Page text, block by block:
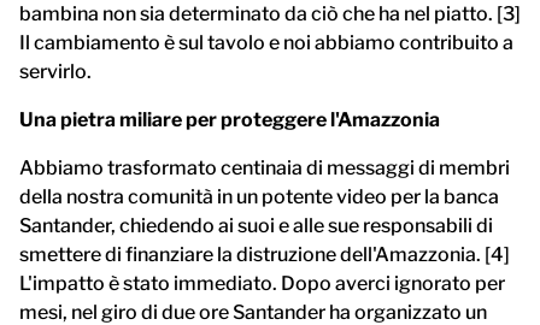
bambina non sia determinato da ciò che ha nel piatto. [3]
Il cambiamento è sul tavolo e noi abbiamo contribuito a
servirlo.
Una pietra miliare per proteggere l'Amazzonia
Abbiamo trasformato centinaia di messaggi di membri
della nostra comunità in un potente video per la banca
Santander, chiedendo ai suoi e alle sue responsabili di
smettere di finanziare la distruzione dell'Amazzonia. [4]
L'impatto è stato immediato. Dopo averci ignorato per
mesi, nel giro di due ore Santander ha organizzato un